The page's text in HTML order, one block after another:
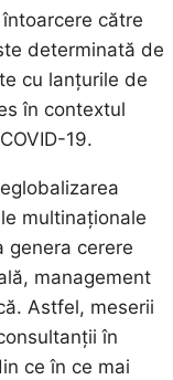
către
determinată de
cu lanțurile de
în contextul
19.
multinaționale
genera cerere
management
Astfel, meserii
în
ce în ce mai